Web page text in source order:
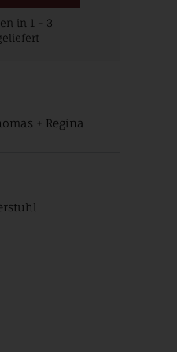
in 1 – 3
+ Regina